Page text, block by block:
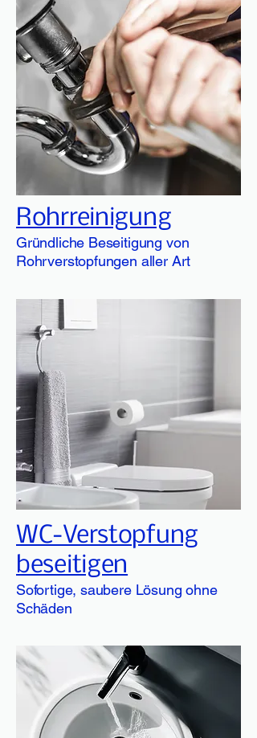
Rohrreinigung
Gründliche Beseitigung von
Rohrverstopfungen aller Art
WC-Verstopfung
beseitigen
Sofortige, saubere Lösung ohne
Schäden